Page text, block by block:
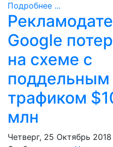
Подробнее ...
Google
на схеме с
поддельным
трафиком
млн
Четверг, 25 Октябрь 2018